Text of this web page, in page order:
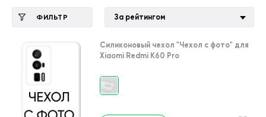
ФИЛЬТР За рейтингом
Силиконовый чехол "Чехол с фото" для
Xiaomi Redmi K60 Pro